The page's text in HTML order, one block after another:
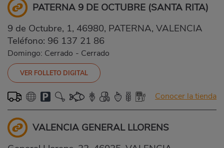
PATERNA 9 DE OCTUBRE (SANTA RITA)
9 de Octubre, 1, 46980, PATERNA, VALENCIA
Teléfono: 96 137 21 86
Domingo: Cerrado - Cerrado
VER FOLLETO DIGITAL
Conocer la tienda
VALENCIA GENERAL LLORENS